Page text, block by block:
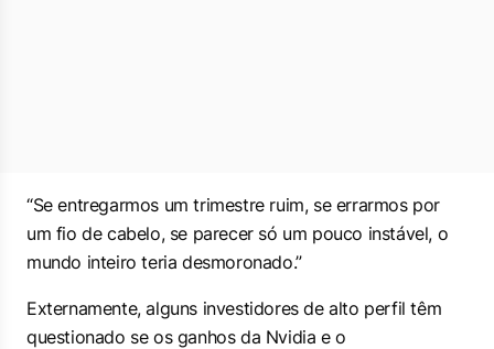
“Se entregarmos um trimestre ruim, se errarmos por
um fio de cabelo, se parecer só um pouco instável, o
mundo inteiro teria desmoronado.”
Externamente, alguns investidores de alto perfil têm
questionado se os ganhos da Nvidia e o